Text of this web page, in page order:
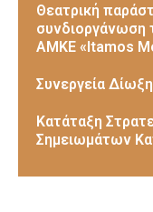
Θεατρική
συνδιοργάνωση
ΑΜΚΕ «Itamos
Συνεργεία
Κατάταξη
Σημειωμάτων